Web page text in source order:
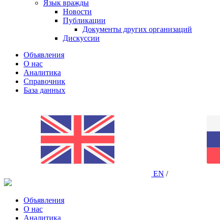
Язык вражды
Новости
Публикации
Документы других организаций
Дискуссии
Объявления
О нас
Аналитика
Справочник
База данных
EN /
Объявления
О нас
Аналитика